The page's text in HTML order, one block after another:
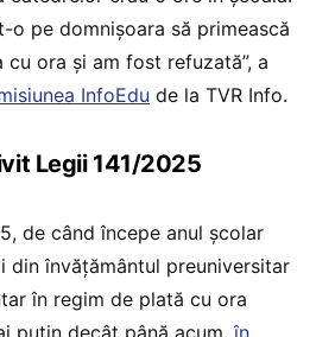
o pe domnișoara să primească
cu ora și am fost refuzată”, a
InfoEdu de la TVR Info.
Legii 141/2025
de când începe anul școlar
din învățământul preuniversitar
în regim de plată cu ora
puțin decât până acum,în